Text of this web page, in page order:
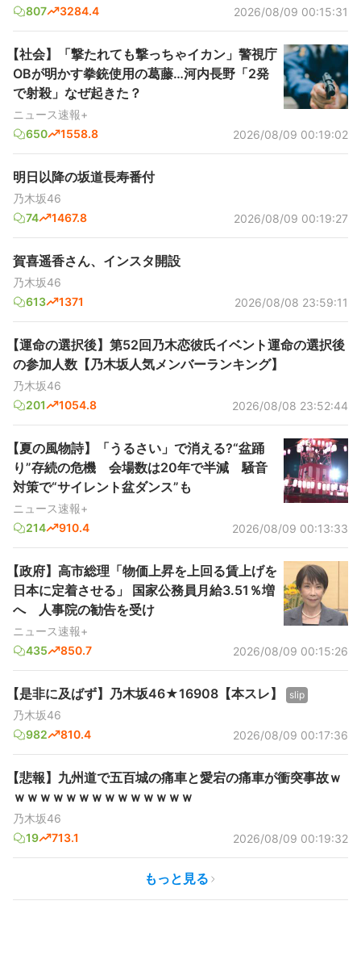
807
3284.4 2026/08/09 00:15:31
【社会】「撃たれても撃っちゃイカン」警視庁
OBが明かす拳銃使用の葛藤…河内長野「2発
で射殺」なぜ起きた？
ニュース速報+
650
1558.8 2026/08/09 00:19:02
明日以降の坂道長寿番付
乃木坂46
74
1467.8 2026/08/09 00:19:27
賀喜遥香さん、インスタ開設
乃木坂46
613
1371 2026/08/08 23:59:11
【運命の選択後】第52回乃木恋彼氏イベント運命の選択後
の参加人数【乃木坂人気メンバーランキング】
乃木坂46
201
1054.8 2026/08/08 23:52:44
【夏の風物詩】「うるさい」で消える?“盆踊
り”存続の危機 会場数は20年で半減 騒音
対策で“サイレント盆ダンス”も
ニュース速報+
214
910.4 2026/08/09 00:13:33
【政府】高市総理「物価上昇を上回る賃上げを
日本に定着させる」 国家公務員月給3.51％増
へ 人事院の勧告を受け
ニュース速報+
435
850.7 2026/08/09 00:15:26
【是非に及ばず】乃木坂46★16908【本スレ】 slip
乃木坂46
982
810.4 2026/08/09 00:17:36
【悲報】九州道で五百城の痛車と愛宕の痛車が衝突事故ｗ
ｗｗｗｗｗｗｗｗｗｗｗｗｗｗ
乃木坂46
19
713.1 2026/08/09 00:19:32
もっと見る